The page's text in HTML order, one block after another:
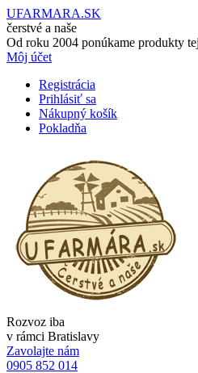
UFARMARA.SK
čerstvé a naše
Od roku 2004 ponúkame produkty
Môj účet
Registrácia
Prihlásiť sa
Nákupný košík
Pokladňa
Rozvoz iba
v rámci Bratislavy
Zavolajte nám
0905 852 014